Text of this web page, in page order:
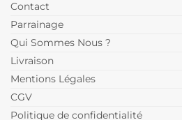
Contact
Parrainage
Qui Sommes Nous ?
Livraison
Mentions Légales
CGV
Politique de confidentialité